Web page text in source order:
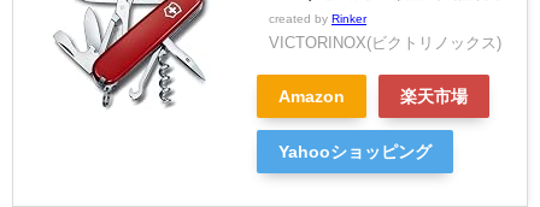
created by Rinker
VICTORINOX(ビクトリノックス)
Amazon 楽天市場
Yahooショッピング